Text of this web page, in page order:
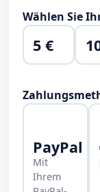
Wählen Sie
5 €
PayPal
Mit
Ihrem